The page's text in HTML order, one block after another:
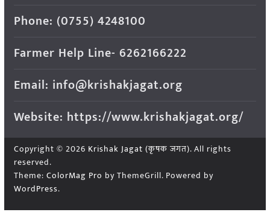
Phone: (0755) 4248100
Farmer Help Line- 6262166222
Email: info@krishakjagat.org
Website: https://www.krishakjagat.org/
Copyright © 2026 Krishak Jagat (कृषक जगत). All rights
reserved.
Theme: ColorMag Pro by ThemeGrill. Powered by
WordPress.